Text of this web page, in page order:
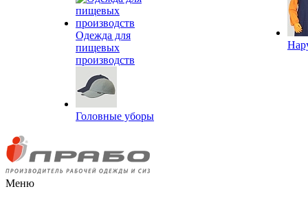
Одежда для
пищевых
производств
Головные уборы
Меню